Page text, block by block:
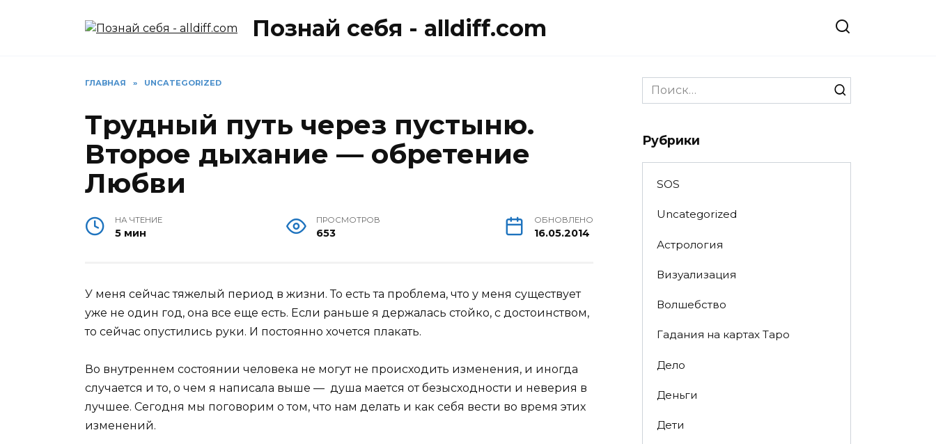
Познай себя - alldiff.com
ГЛАВНАЯ » UNCATEGORIZED
Трудный путь через пустыню.
Второе дыхание — обретение
Любви
НА ЧТЕНИЕ
5 мин
ПРОСМОТРОВ
653
ОБНОВЛЕНО
16.05.2014
У меня сейчас тяжелый период в жизни. То есть та проблема, что у меня существует
уже не один год, она все еще есть. Если раньше я держалась стойко, с достоинством,
то сейчас опустились руки. И постоянно хочется плакать.
Во внутреннем состоянии человека не могут не происходить изменения, и иногда
случается и то, о чем я написала выше — душа мается от безысходности и неверия в
лучшее. Сегодня мы поговорим о том, что нам делать и как себя вести во время этих
изменений.
Search
for:
Рубрики
SOS
Uncategorized
Астрология
Визуализация
Волшебство
Гадания на картах Таро
Дело
Деньги
Дети